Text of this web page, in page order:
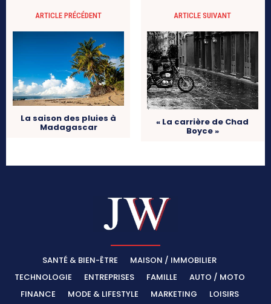
ARTICLE PRÉCÉDENT
La saison des pluies à
Madagascar
ARTICLE SUIVANT
« La carrière de Chad
Boyce »
SANTÉ & BIEN-ÊTRE
MAISON / IMMOBILIER
TECHNOLOGIE
ENTREPRISES FAMILLE
AUTO / MOTO
FINANCE
MODE & LIFESTYLE MARKETING
LOISIRS